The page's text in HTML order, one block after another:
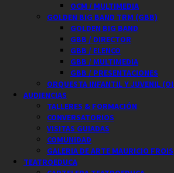
OCM / MULTIMEDIA
GOLDEN BIG BAND TRM (GBB)
GOLDEN BIG BAND
GBB / DIRECTOR
GBB / ELENCO
GBB / MULTIMEDIA
GBB / PRESENTACIONES
ORQUESTA INFANTIL Y JUVENIL
AUDIENCIAS
TALLERES & FORMACIÓN
CONVERSATORIOS
VISITAS GUIADAS
COMUNIDAD
GALERIA DE ARTE MAURICIO FROIS
TEATROEDUCA